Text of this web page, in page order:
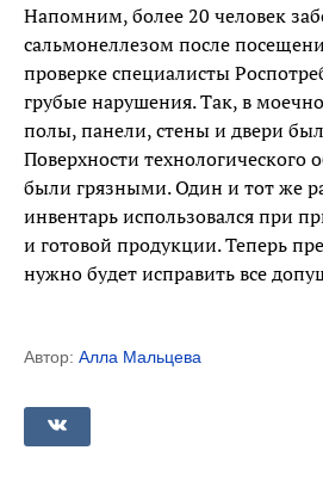
Напомним, более 20 человек
сальмонеллезом после
проверке специалисты
грубые нарушения. Так, в
полы, панели, стены и двери
Поверхности технологического
были грязными. Один и тот же
инвентарь использовался при
и готовой продукции. Теперь
нужно будет исправить все
Автор: Алла Мальцева